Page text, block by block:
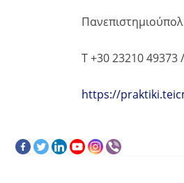
T +30 23210 49373
https://